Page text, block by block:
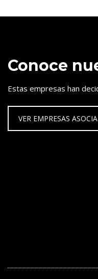
Conoce
Estas empresas han
VER EMPRESAS